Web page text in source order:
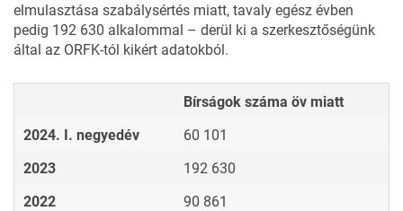
elmulasztása szabálysértés miatt, tavaly egész évben
pedig 192 630 alkalommal – derül ki a szerkesztőségünk
által az ORFK-tól kikért adatokból.
Bírságok száma öv miatt
2024. I. negyedév
60 101
2023
192 630
2022
90 861